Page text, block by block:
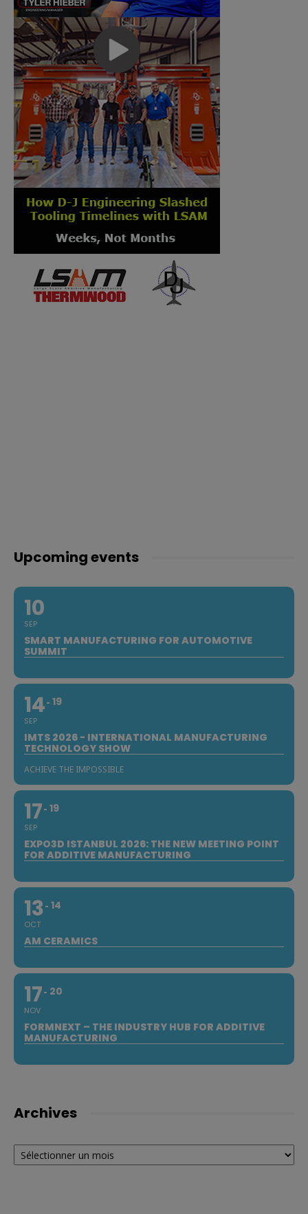
Upcoming events
10
SEP
SMART MANUFACTURING FOR AUTOMOTIVE
SUMMIT
14
SEP
19
IMTS 2026 - INTERNATIONAL MANUFACTURING
TECHNOLOGY SHOW
ACHIEVE THE IMPOSSIBLE
17
SEP
19
EXPO3D ISTANBUL 2026: THE NEW MEETING POINT
FOR ADDITIVE MANUFACTURING
13
OCT
14
AM CERAMICS
17
NOV
20
FORMNEXT – THE INDUSTRY HUB FOR ADDITIVE
MANUFACTURING
Archives
Archives